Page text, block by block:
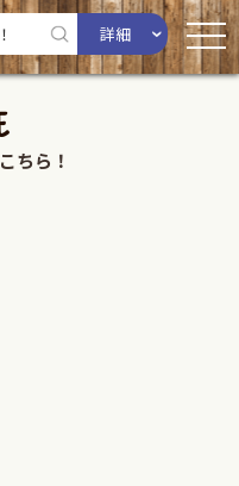
詳細
ちら！